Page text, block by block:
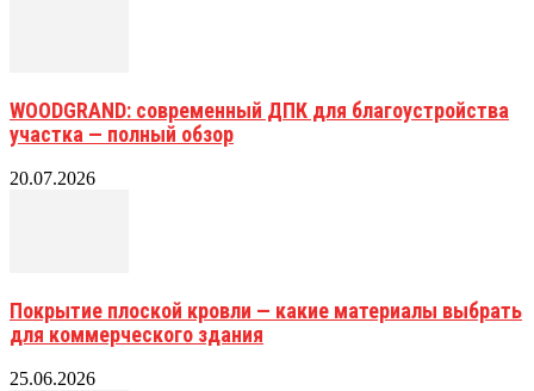
WOODGRAND: современный ДПК для благоустройства
участка — полный обзор
20.07.2026
Покрытие плоской кровли — какие материалы выбрать
для коммерческого здания
25.06.2026